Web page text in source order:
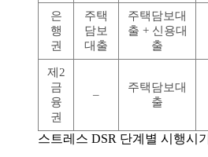
은
행
권
주택
담보
대출
주택담보대
출 + 신용대
출
제2
금
융
권
–
주택담보대
출
스트레스 DSR 단계별 시행시기